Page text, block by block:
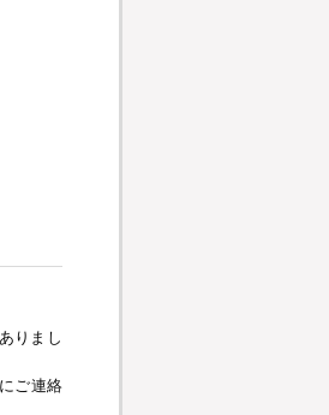
りまし
ご連絡